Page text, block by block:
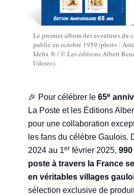
Le premier album des aventures du
publié en octobre 1959 (photo :
Idefix ® / © Les éditions Albert
Uderzo).
🎉 Pour célébrer le 65e
La Poste et les Éditions
pour une collaboration
les fans du célèbre Gaulois.
2024 au 1er février 2025,
poste à travers la France
en véritables villages
sélection exclusive de